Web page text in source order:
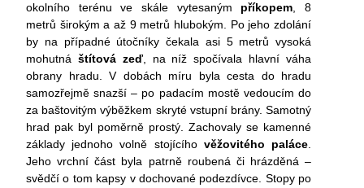
okolního terénu ve skále vytesaným příkopem , 8
metrů širokým a až 9 metrů hlubokým. Po jeho zdolání
by na případné útočníky čekala asi 5 metrů vysoká
mohutná štítová zeď, na níž spočívala hlavní váha
obrany hradu. V dobách míru byla cesta do hradu
samozřejmě snazší – po padacím mostě vedoucím do
za baštovitým výběžkem skryté vstupní brány. Samotný
hrad pak byl poměrně prostý. Zachovaly se kamenné
základy jednoho volně stojícího věžovitého paláce
Jeho vrchní část byla patrně roubená či hrázděná –
svědčí o tom kapsy v dochované podezdívce. Stopy po